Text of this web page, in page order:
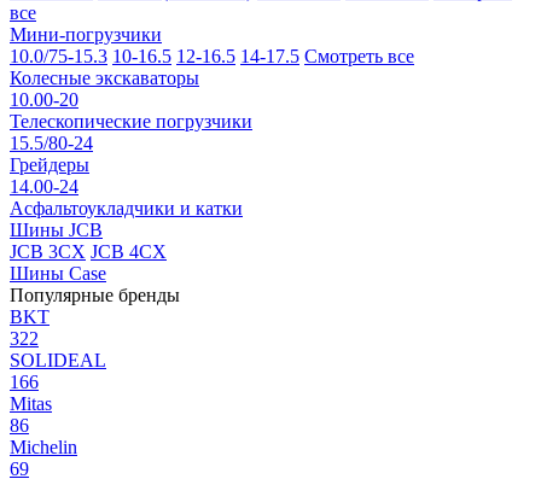
все
Мини-погрузчики
10.0/75-15.3 10-16.5 12-16.5 14-17.5 Смотреть все
Колесные экскаваторы
10.00-20
Телескопические погрузчики
15.5/80-24
Грейдеры
14.00-24
Асфальтоукладчики и катки
Шины JCB
JCB 3CX JCB 4CX
Шины Case
Популярные бренды
BKT
322
SOLIDEAL
166
Mitas
86
Michelin
69